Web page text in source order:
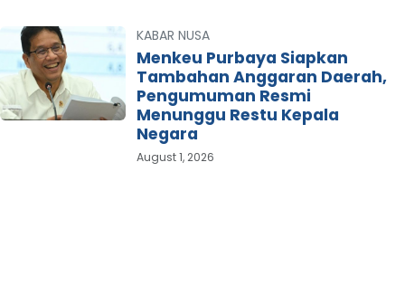
KABAR NUSA
Menkeu Purbaya Siapkan
Tambahan Anggaran Daerah,
Pengumuman Resmi
Menunggu Restu Kepala
Negara
August 1, 2026